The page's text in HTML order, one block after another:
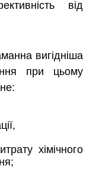
від
вигідніша
при цьому
хімічного